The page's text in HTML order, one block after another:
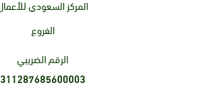
المركز السعودي
الفروع
الرقم الضريبي
311287685600003